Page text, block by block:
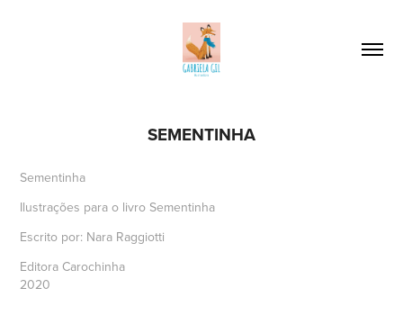
SEMENTINHA
Sementinha
Ilustrações para o livro Sementinha
Escrito por: Nara Raggiotti
Editora Carochinha
2020